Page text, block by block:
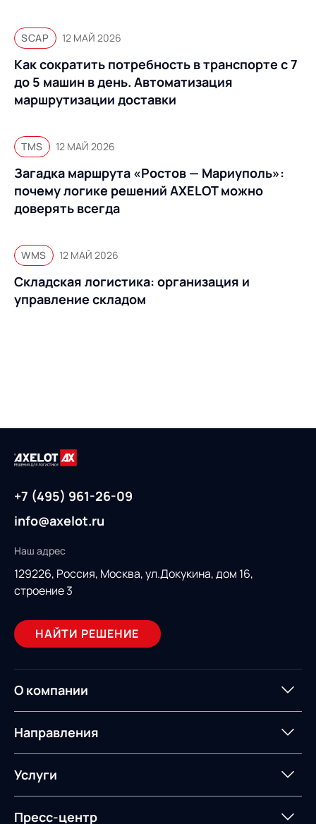
SCAP 12 МАЙ 2026
Как сократить потребность в транспорте с 7
до 5 машин в день. Автоматизация
маршрутизации доставки
TMS 12 МАЙ 2026
Загадка маршрута «Ростов — Мариуполь»:
почему логике решений AXELOT можно
доверять всегда
WMS 12 МАЙ 2026
Складская логистика: организация и
управление складом
+7 (495) 961-26-09
info@axelot.ru
Наш адрес
129226, Россия, Москва, ул.Докукина, дом 16,
строение 3
НАЙТИ РЕШЕНИЕ
О компании
О компании
ИТ-аккредитация
Импортозамещение
Направления
Управление цепями
поставок
Управление складами
Услуги
Логистический
Пресс-центр